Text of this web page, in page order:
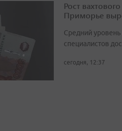
Рост
Приморье
Средний
специалистов
сегодня, 12:37